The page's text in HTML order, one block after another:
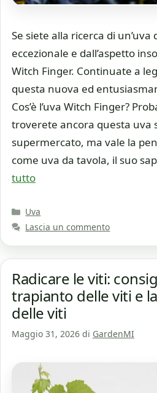
Se siete alla ricerca di un’uva
eccezionale e dall’aspetto
Witch Finger. Continuate a
questa nuova ed
Cos’è l’uva Witch Finger?
troverete ancora questa uva
supermercato, ma vale la
come uva da tavola, il suo
tutto
Categorie
Uva
Lascia un commento
Radicare le viti:
trapianto delle viti e
delle viti
Maggio 31, 2026 di GardenMI